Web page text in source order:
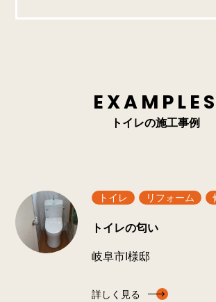
EXAMPLES
トイレの施工事例
トイレ リフォーム
トイレの匂い
岐阜市I様邸
詳しく見る